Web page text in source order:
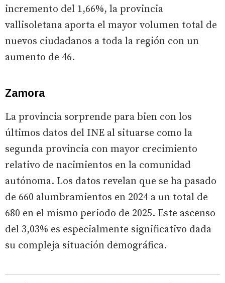
incremento del 1,66%, la provincia
vallisoletana aporta el mayor volumen total de
nuevos ciudadanos a toda la región con un
aumento de 46.
Zamora
La provincia sorprende para bien con los
últimos datos del INE al situarse como la
segunda provincia con mayor crecimiento
relativo de nacimientos en la comunidad
autónoma. Los datos revelan que se ha pasado
de 660 alumbramientos en 2024 a un total de
680 en el mismo periodo de 2025. Este ascenso
del 3,03% es especialmente significativo dada
su compleja situación demográfica.